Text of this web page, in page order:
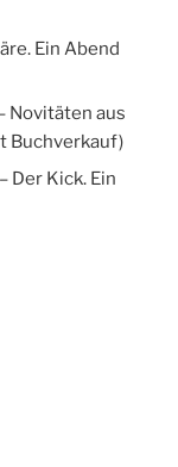
Ein Abend
Novitäten aus
Buchverkauf)
Der Kick. Ein